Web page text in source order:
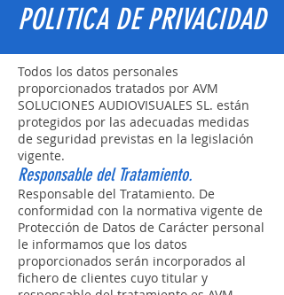
POLITICA DE PRIVACIDAD
Todos los datos personales
proporcionados tratados por AVM
SOLUCIONES AUDIOVISUALES SL. están
protegidos por las adecuadas medidas
de seguridad previstas en la legislación
vigente.
Responsable del Tratamiento.
Responsable del Tratamiento. De
conformidad con la normativa vigente de
Protección de Datos de Carácter personal
le informamos que los datos
proporcionados serán incorporados al
fichero de clientes cuyo titular y